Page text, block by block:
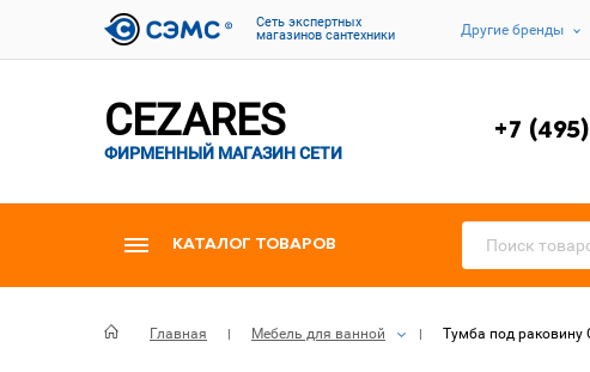
Cеть экспертных
магазинов сантехники
Другие бренды
CEZARES
ФИРМЕННЫЙ МАГАЗИН СЕТИ
+7
КАТАЛОГ ТОВАРОВ
Главная Мебель для ванной Тумба под раковину